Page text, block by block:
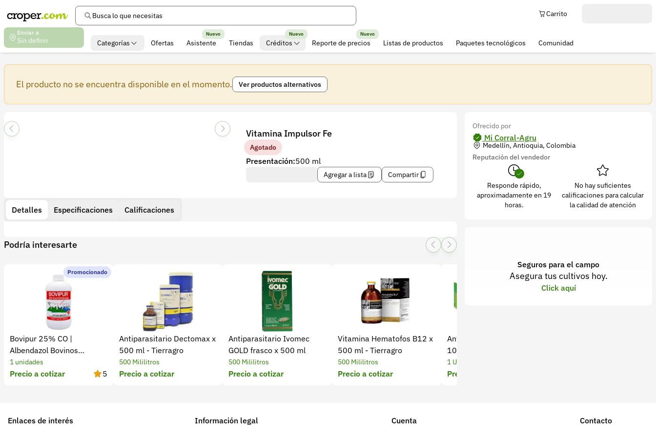
Busca lo que necesitas
Enviar a
Sin definir
Carrito
Categorías Ofertas Asistente
Nuevo
Tiendas Créditos
Nuevo
Reporte de precios
Nuevo
Listas de productos Paquetes tecnológicos Comunidad
El producto no se encuentra disponible en el momento. Ver productos alternativos
Vitamina Impulsor Fe
Agotado
Presentación:500 ml
Agregar a lista Compartir
Detalles Especificaciones Calificaciones
Podría interesarte
Promocionado
Bovipur 25% CO |
Albendazol Bovinos
Antiparasitario
1 unidades
Precio a cotizar 5
Antiparasitario Dectomax x
500 ml - Tierragro
500 Mililitros
Precio a cotizar
Antiparasitario Ivomec
GOLD frasco x 500 ml
500 Mililitros
Precio a cotizar
Vitamina Hematofos B12 x
500 ml - Tierragro
500 Mililitros
Precio a cotizar
Antibacteriano Stomizol x
10 tabletas
1 Unidades
Precio a cotizar
Ofrecido por
Mi Corral-Agru
Medellín, Antioquia, Colombia
Reputación del vendedor
Responde rápido,
aproximadamente en 19
horas.
No hay suficientes
calificaciones para calcular
la calidad de atención
Seguros para el campo
Asegura tus cultivos hoy.
Click aquí
Enlaces de interés Información legal Cuenta Contacto